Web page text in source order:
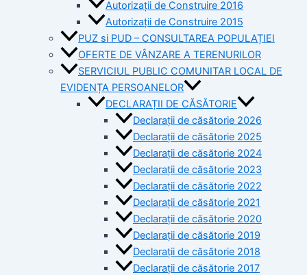
Autorizaţii de Construire 2016
Autorizaţii de Construire 2015
PUZ si PUD – CONSULTAREA POPULAȚIEI
OFERTE DE VÂNZARE A TERENURILOR
SERVICIUL PUBLIC COMUNITAR LOCAL DE
EVIDENȚA PERSOANELOR
DECLARAȚII DE CĂSĂTORIE
Declarații de căsătorie 2026
Declarații de căsătorie 2025
Declarații de căsătorie 2024
Declarații de căsătorie 2023
Declarații de căsătorie 2022
Declarații de căsătorie 2021
Declarații de căsătorie 2020
Declarații de căsătorie 2019
Declarații de căsătorie 2018
Declarații de căsătorie 2017